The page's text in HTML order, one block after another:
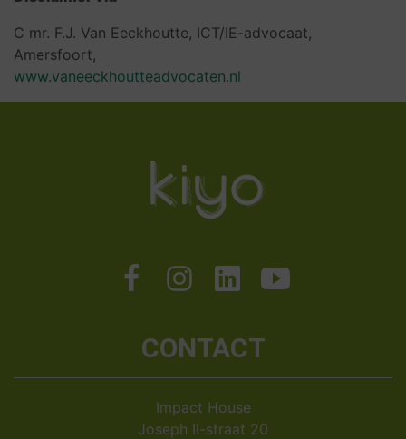
C mr. F.J. Van Eeckhoutte, ICT/IE-advocaat,
Amersfoort,
www.vaneeckhoutteadvocaten.nl
CONTACT
Impact House
Joseph II-straat 20